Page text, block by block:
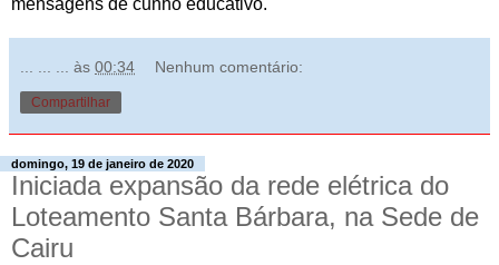
mensagens de cunho educativo.
às 00:34 Nenhum comentário:
Compartilhar
domingo, 19 de janeiro de 2020
Iniciada expansão da rede elétrica do
Loteamento Santa Bárbara, na Sede de
Cairu